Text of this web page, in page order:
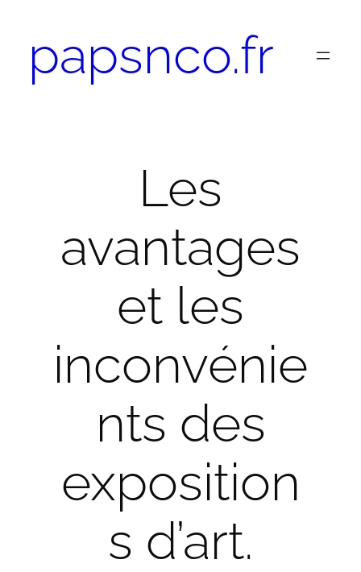
contenu
papsnco.fr
Les
avantages
et les
inconvénie
nts des
exposition
s d’art.